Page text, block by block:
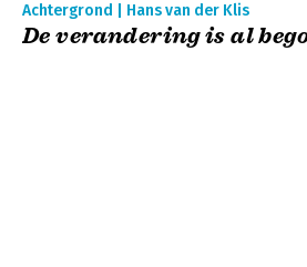
Achtergrond | Hans van der Klis
De verandering is al